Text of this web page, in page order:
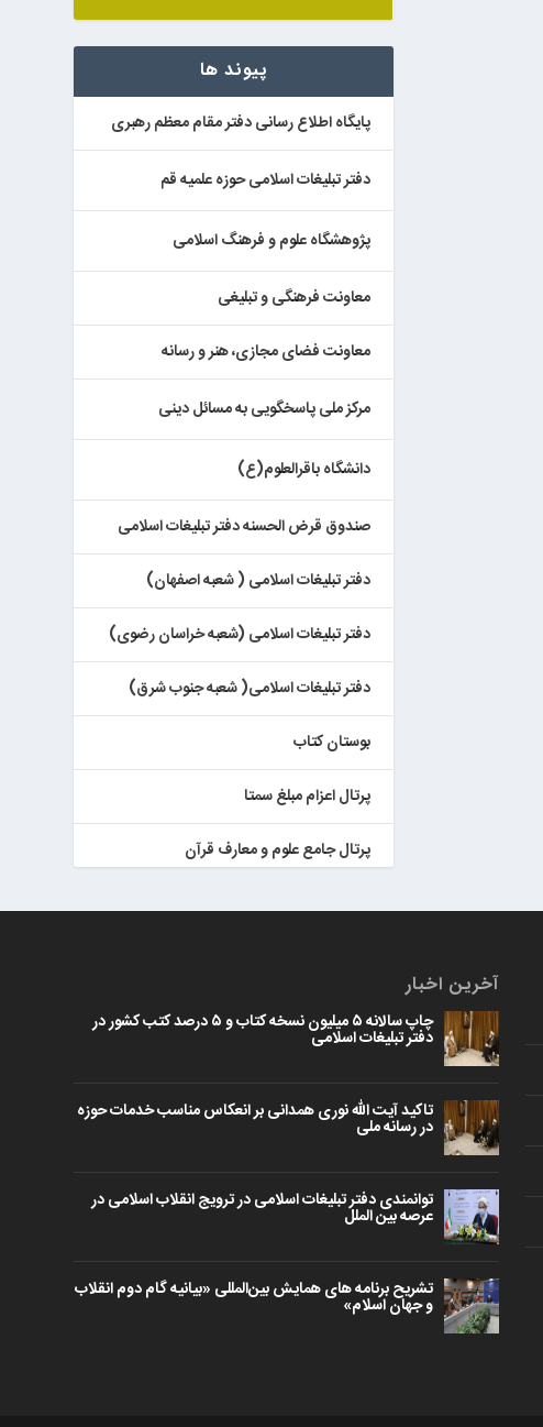
پیوند ها
پایگاه اطلاع رسانی دفتر مقام معظم رهبری
دفتر تبلیغات اسلامی حوزه علمیه قم
پژوهشگاه علوم و فرهنگ اسلامی
معاونت فرهنگی و تبلیغی
معاونت فضای مجازی، هنر و رسانه
مرکز ملی پاسخگویی به مسائل دینی
دانشگاه باقرالعلوم(ع)
صندوق قرض الحسنه دفتر تبلیغات اسلامی
دفتر تبلیغات اسلامی ( شعبه اصفهان)
دفتر تبلیغات اسلامی (شعبه خراسان رضوی)
دفتر تبلیغات اسلامی( شعبه جنوب شرق)
بوستان کتاب
پرتال اعزام مبلغ سمتا
پرتال جامع علوم و معارف قرآن
کتابخان همراه پژوهان
آخرین اخبار
چاپ سالانه ۵ میلیون نسخه کتاب و ۵ درصد کتب کشور در
دفتر تبلیغات اسلامی
تاکید آیت الله نوری همدانی بر انعکاس مناسب خدمات حوزه
در رسانه ملی
توانمندی دفتر تبلیغات اسلامی در ترویج انقلاب اسلامی در
عرصه بین الملل
تشریح برنامه های همایش بین‌المللی «بیانیه گام دوم انقلاب
و جهان اسلام»